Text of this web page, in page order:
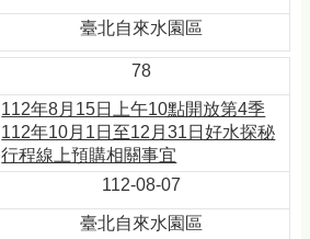
臺北自來水園區
78
112年8月15日上午10點開放第4季
112年10月1日至12月31日好水探秘
行程線上預購相關事宜
112-08-07
臺北自來水園區